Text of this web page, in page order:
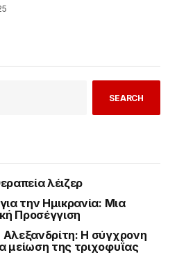
SEARCH
λέιζερ
την Ημικρανία: Μια
Προσέγγιση
Η σύγχρονη
μείωση της τριχοφυΐας